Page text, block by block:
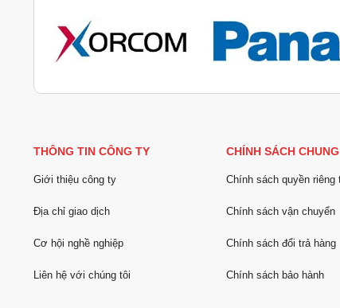
THÔNG TIN CÔNG TY
Giới thiệu công ty
Địa chỉ giao dịch
Cơ hội nghề nghiệp
Liên hệ với chúng tôi
CHÍNH SÁCH CHUNG
Chính sách quyền riêng
Chính sách vận chuyển
Chính sách đổi trả hàng
Chính sách bảo hành